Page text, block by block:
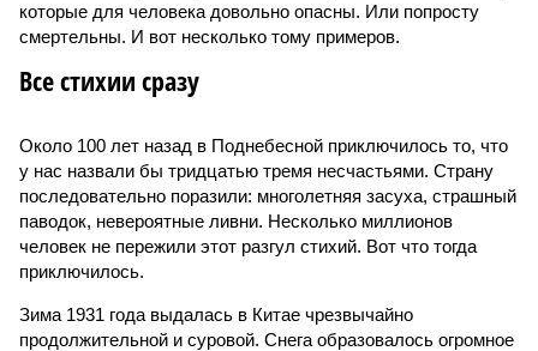
которые для человека довольно опасны. Или попросту
смертельны. И вот несколько тому примеров.
Все стихии сразу
Около 100 лет назад в Поднебесной приключилось то, что
у нас назвали бы тридцатью тремя несчастьями. Страну
последовательно поразили: многолетняя засуха, страшный
паводок, невероятные ливни. Несколько миллионов
человек не пережили этот разгул стихий. Вот что тогда
приключилось.
Зима 1931 года выдалась в Китае чрезвычайно
продолжительной и суровой. Снега образовалось огромное